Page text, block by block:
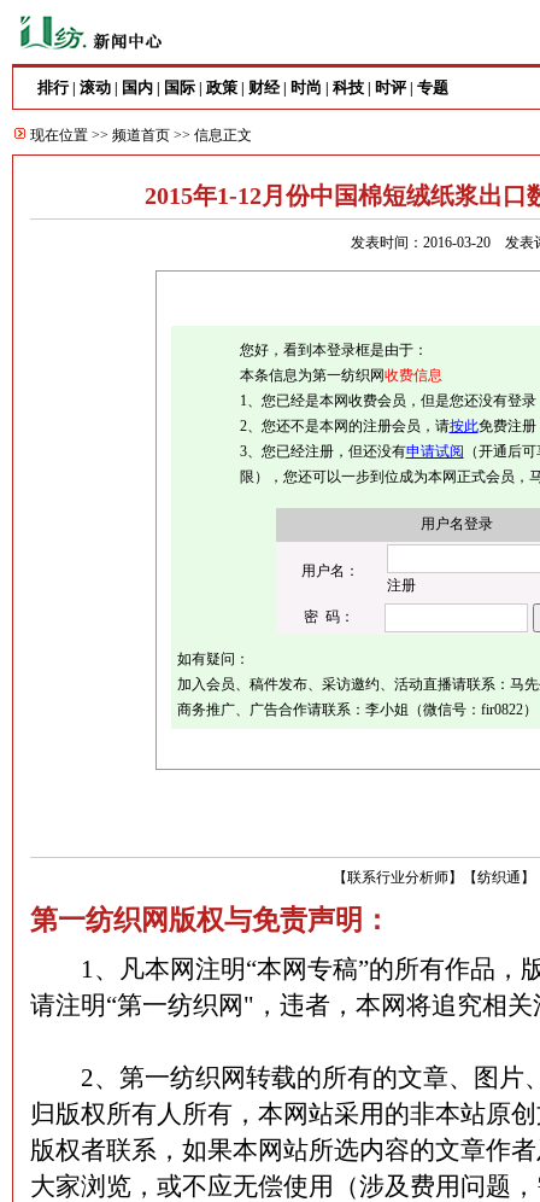
排行| 滚动 国内 国际 政策 财经| 时尚 科技 时评 专题
现在位置 >> 频道首页 >> 信息正文
2015年1-12月份中国棉短绒纸浆出
发表时间：2016-03-20 发表
您好，看到本登录框是由于：
本条信息为第一纺织网收费信息
1、您已经是本网收费会员，但是您还没有登录
2、您还不是本网的注册会员，请按此免费注册
3、您已经注册，但还没有申请试阅 （开通后
限），您还可以一步到位成为本网正式会员，
用户名登录
用户名：
注册
密 码：
如有疑问：
加入会员、稿件发布、采访邀约、活动直播请联系：马
商务推广、广告合作请联系：李小姐（微信号：fir0822）
【纺织通 】
【联系行业分析师】
第一纺织网版权与免责声明：
1、凡本网注明“本网专稿”的所有作品，
请注明“第一纺织网"，违者，本网将追究相
2、第一纺织网转载的所有的文章、图片
归版权所有人所有，本网站采用的非本站原
版权者联系，如果本网站所选内容的文章作
大家浏览，或不应无偿使用（涉及费用问题